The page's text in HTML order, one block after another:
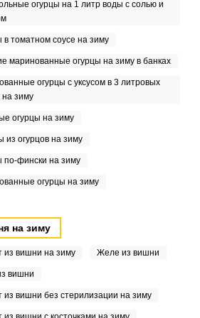
огурцы на 1 литр воды с солью и
в томатном соусе на зиму
маринованные огурцы на зиму в банках
огурцы с уксусом в 3 литровых
на зиму
огурцы на зиму
из огурцов на зиму
по-фински на зиму
огурцы на зиму
на зиму
из вишни на зиму Желе из вишни
вишни
из вишни без стерилизации на зиму